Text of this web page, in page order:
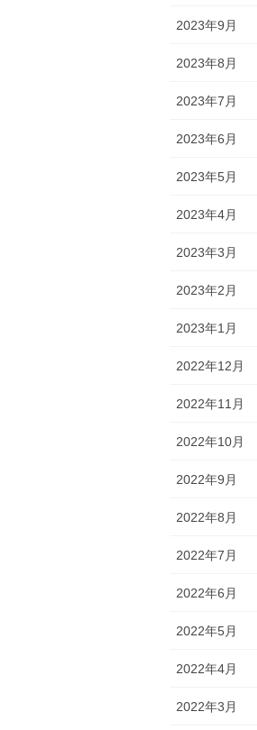
2023年9月
2023年8月
2023年7月
2023年6月
2023年5月
2023年4月
2023年3月
2023年2月
2023年1月
2022年12月
2022年11月
2022年10月
2022年9月
2022年8月
2022年7月
2022年6月
2022年5月
2022年4月
2022年3月